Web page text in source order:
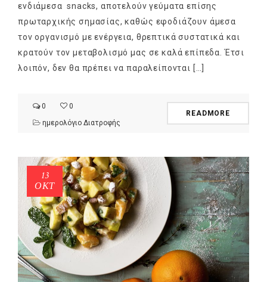
ενδιάμεσα snacks, αποτελούν γεύματα επίσης
πρωταρχικής σημασίας, καθώς εφοδιάζουν άμεσα
τον οργανισμό με ενέργεια, θρεπτικά συστατικά και
κρατούν τον μεταβολισμό μας σε καλά επίπεδα. Έτσι
λοιπόν, δεν θα πρέπει να παραλείπονται […]
0
0
ημερολόγιο Διατροφής
READMORE
13
ΟΚΤ